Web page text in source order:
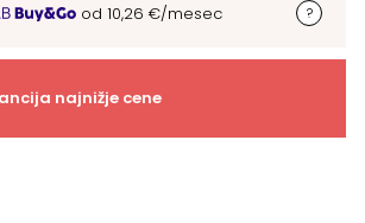
od 10,26 €/mesec
najnižje cene